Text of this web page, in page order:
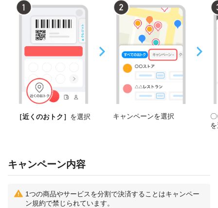
［近くのおトク］ を選択 キャンペーンを選択
キャンペーン内容
1つの商品やサービスを分割で決済することはキャンペー
ン規約で禁じられています。